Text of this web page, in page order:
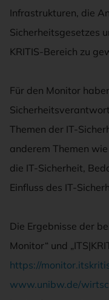
Infrastrukturen, die
Sicherheitsgesetzes
KRITIS-Bereich zu
Für den Monitor
Themen der IT-
anderem Themen
die IT-Sicherheit,
Einfluss des IT-
Die Ergebnisse der
Monitor“ und
https://
www.unibw.de/